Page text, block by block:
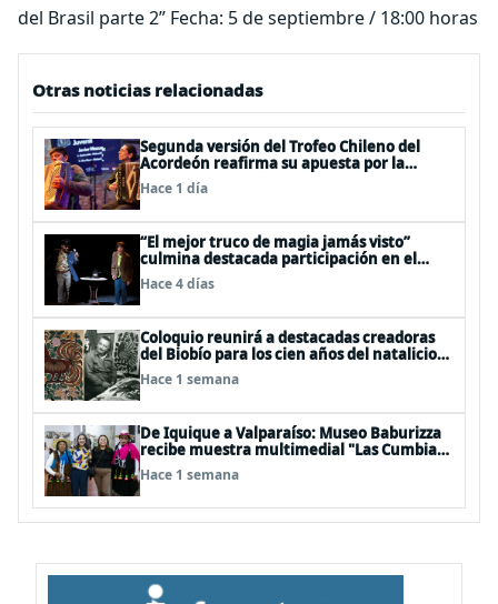
del Brasil parte 2” Fecha: 5 de septiembre / 18:00 horas
Otras noticias relacionadas
Segunda versión del Trofeo Chileno del
Acordeón reafirma su apuesta por la
profesionalización del instrumento en
Chile
Hace 1 día
“El mejor truco de magia jamás visto”
culmina destacada participación en el
Festival Off Avignon 2026
Hace 4 días
Coloquio reunirá a destacadas creadoras
del Biobío para los cien años del natalicio
del artista textil y artesano tomecino
Héctor Herrera “El Pajarero”
Hace 1 semana
De Iquique a Valparaíso: Museo Baburizza
recibe muestra multimedial "Las Cumbias
que escuchamos allá arriba"
Hace 1 semana